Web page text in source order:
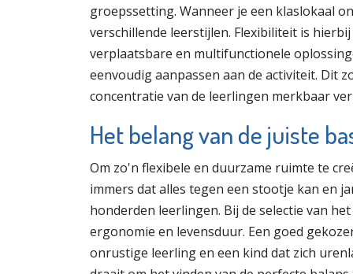
groepssetting. Wanneer je een klaslokaal
verschillende leerstijlen. Flexibiliteit is
verplaatsbare en multifunctionele
eenvoudig aanpassen aan de activiteit. Dit
concentratie van de leerlingen merkbaar
Het belang van de juiste
Om zo'n flexibele en duurzame ruimte te
immers dat alles tegen een stootje kan en
honderden leerlingen. Bij de selectie van
ergonomie en levensduur. Een goed
onrustige leerling en een kind dat zich